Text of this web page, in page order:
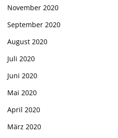
November 2020
September 2020
August 2020
Juli 2020
Juni 2020
Mai 2020
April 2020
März 2020